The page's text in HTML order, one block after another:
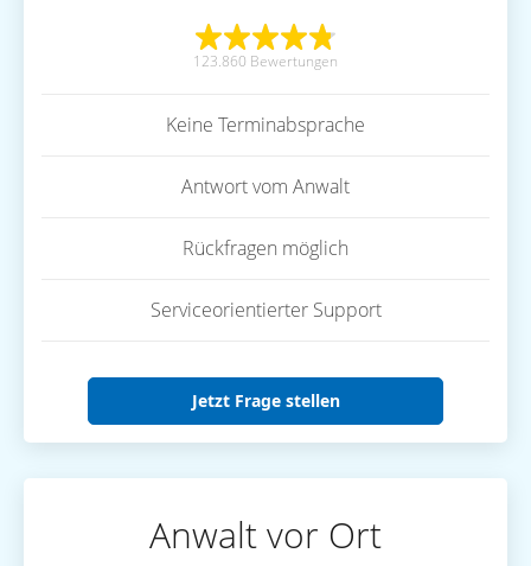
123.860 Bewertungen
Keine Terminabsprache
Antwort vom Anwalt
Rückfragen möglich
Serviceorientierter Support
Jetzt Frage stellen
Anwalt vor Ort